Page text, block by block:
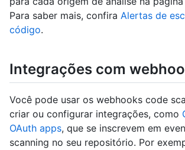
Para saber mais, confira Alertas de
código.
Integrações com
Você pode usar os webhooks code
criar ou configurar integrações, como
OAuth apps, que se inscrevem em
scanning no seu repositório. Por